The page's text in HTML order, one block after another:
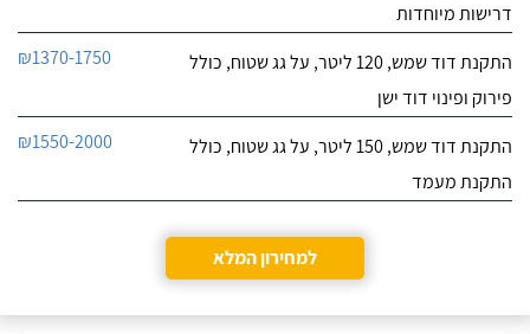
דרישות מיוחדות
התקנת דוד שמש, 120 ליטר, על גג שטוח, כולל
פירוק ופינוי דוד ישן
₪1370-1750
התקנת דוד שמש, 150 ליטר, על גג שטוח, כולל
התקנת מעמד
₪1550-2000
למחירון המלא